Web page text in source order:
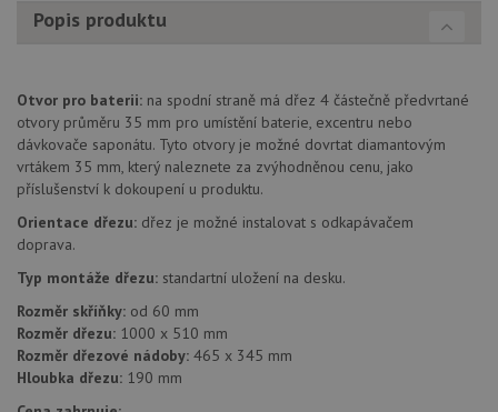
Popis produktu
Otvor pro baterii: na spodní straně má dřez 4 částečně předvrtané
otvory průměru 35 mm pro umístění baterie, excentru nebo
dávkovače saponátu. Tyto otvory je možné dovrtat diamantovým
vrtákem 35 mm, který naleznete za zvýhodněnou cenu, jako
příslušenství k dokoupení u produktu.
Orientace dřezu: dřez je možné instalovat s odkapávačem
doprava.
Typ montáže dřezu: standartní uložení na desku.
Rozměr skříňky: od 60 mm
Rozměr dřezu: 1000 x 510 mm
Rozměr dřezové nádoby: 465 x 345 mm
Hloubka dřezu: 190 mm
Nezařazené soubory
Nezbytně nutné soubory cookie umožňují základní
funkce webových stránek, jako je přihlášení
uživatele a správa účtu. Webové stránky nelze bez
nezbytně nutných souborů cookie správně používat.
Poskytovatel /
udid .drezy-blanco.cz